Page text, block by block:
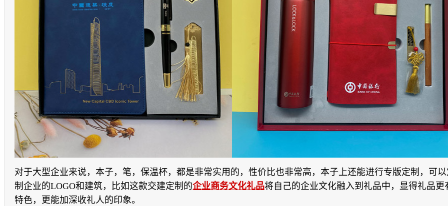
对于大型企业来说，本子，笔，保温杯，都是非常实用的，性价比也非常高，本子上还能进行专版定制，可
制企业的LOGO和建筑，比如这款交建定制的企业商务文化礼品将自己的企业文化融入到礼品中，显得礼品更
特色，更能加深收礼人的印象。